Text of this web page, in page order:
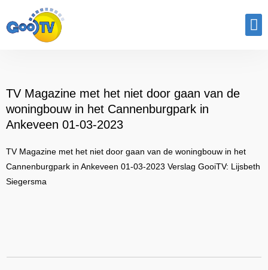
TV Magazine met het niet door gaan van de
woningbouw in het Cannenburgpark in
Ankeveen 01-03-2023
TV Magazine met het niet door gaan van de woningbouw in het
Cannenburgpark in Ankeveen 01-03-2023 Verslag GooiTV: Lijsbeth
Siegersma